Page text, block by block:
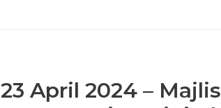
23 April 2024 –